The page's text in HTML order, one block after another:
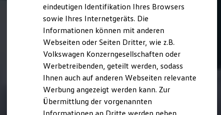
Lifestyle Shop
T-Roc Kollektion
Golf Kollektion
Volkswagen Kollektion
R-Kollektion
GTI Kollektion
Fußball Drop
we drive football
#wedriveproud
Besitzer und Service
myVolkswagen
eindeutigen Identifikation Ihres Browsers
sowie Ihres Internetgeräts. Die
Informationen können mit anderen
Webseiten oder Seiten Dritter, wie z.B.
Volkswagen Konzerngesellschaften oder
Werbetreibenden, geteilt werden, sodass
Ihnen auch auf anderen Webseiten relevante
Werbung angezeigt werden kann. Zur
Übermittlung der vorgenannten
Informationen an Dritte werden neben